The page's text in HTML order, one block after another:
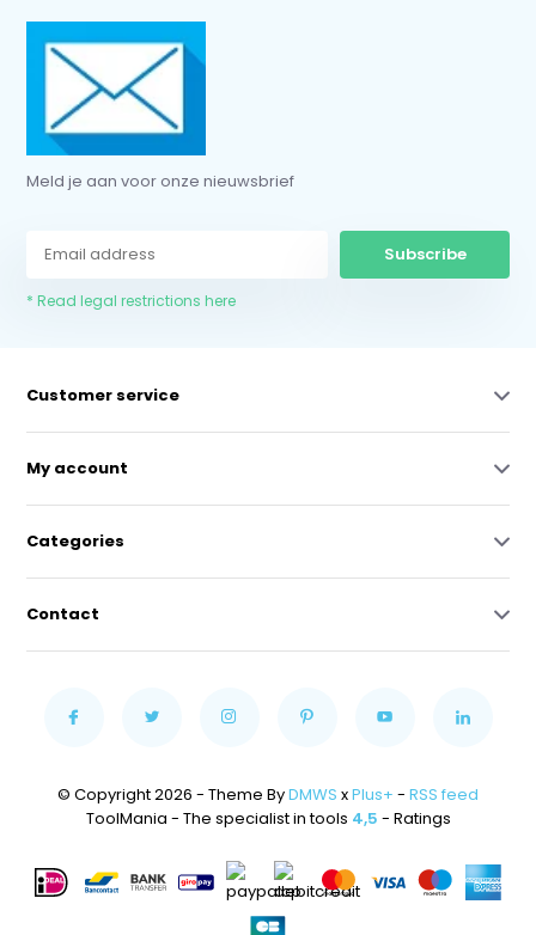
Meld je aan voor onze nieuwsbrief
Subscribe
* Read legal restrictions here
Customer service
My account
Categories
Contact
© Copyright 2026 - Theme ByDMWS xPlus+ - RSS feed
ToolMania - The specialist in tools 4,5 - Ratings